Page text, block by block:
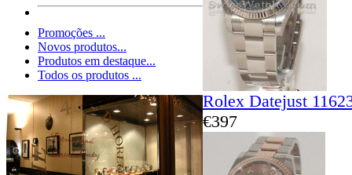
Promoções ...
Novos produtos...
Produtos em destaque...
Todos os produtos ...
Rolex Datejust
€397